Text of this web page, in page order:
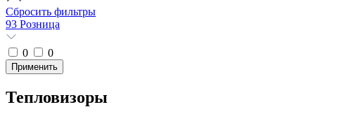
Сбросить фильтры
93 Розница
0 0
Тепловизоры